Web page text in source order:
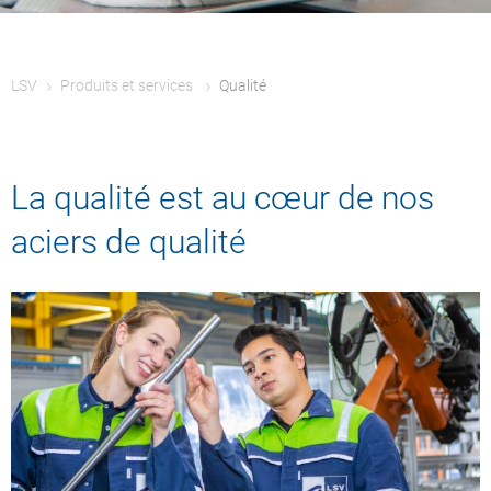
LSV Produits et services Qualité
La qualité est au cœur de nos
aciers de qualité